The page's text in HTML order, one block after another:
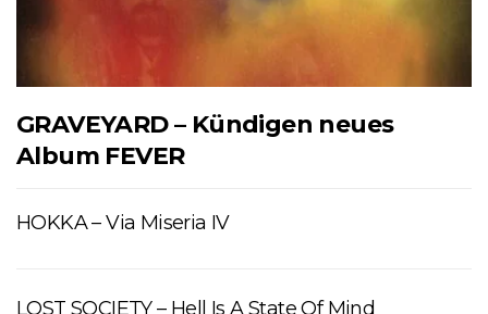
GRAVEYARD – Kündigen neues
Album FEVER
HOKKA – Via Miseria IV
LOST SOCIETY – Hell Is A State Of Mind